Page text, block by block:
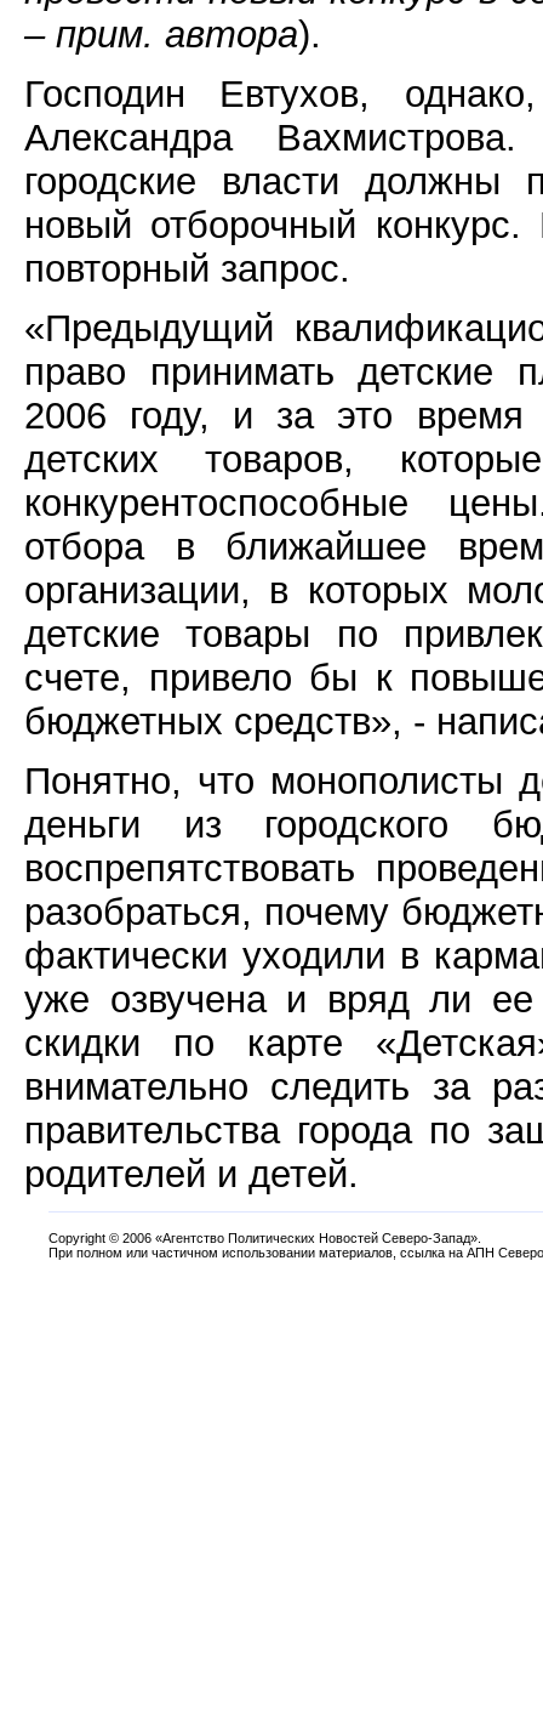
– прим. автора).
Господин Евтухов,
Александра
городские власти должны
новый отборочный
повторный запрос.
«Предыдущий
право принимать детские
2006 году, и за это время
детских товаров,
конкурентоспособные
отбора в ближайшее
организации, в которых
детские товары по
счете, привело бы к
бюджетных средств», -
Понятно, что монополисты
деньги из городского
воспрепятствовать
разобраться, почему
фактически уходили в
уже озвучена и вряд ли
скидки по карте
внимательно следить за
правительства города по
родителей и детей.
Copyright © 2006 «Агентство Политических Новостей Северо-Запад».
При полном или частичном использовании материалов, ссылка на АПН